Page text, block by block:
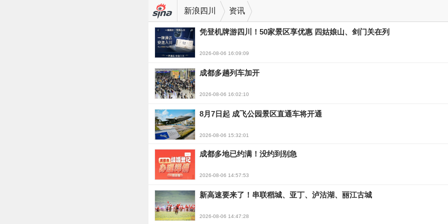
新浪四川 资讯
凭登机牌游四川！50家景区享优惠 四姑娘山、剑门关在列
2026-08-06 16:09:09
成都多趟列车加开
2026-08-06 16:02:10
8月7日起 成飞公园景区直通车将开通
2026-08-06 15:32:01
成都多地已约满！没约到别急
2026-08-06 14:57:53
新高速要来了！串联稻城、亚丁、泸沽湖、丽江古城
2026-08-06 14:47:28